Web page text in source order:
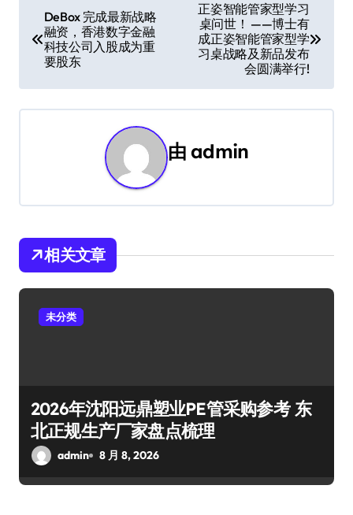
章
航
DeBox 完成最新战略
融资，香港数字金融
科技公司入股成为重
要股东
正姿智能管家型学习
桌问世！ ——博士有
成正姿智能管家型学
习桌战略及新品发布
会圆满举行!
由admin
相关文章
未分类
2026年沈阳远鼎塑业PE管采购参考 东
北正规生产厂家盘点梳理
admin 8 月 8, 2026